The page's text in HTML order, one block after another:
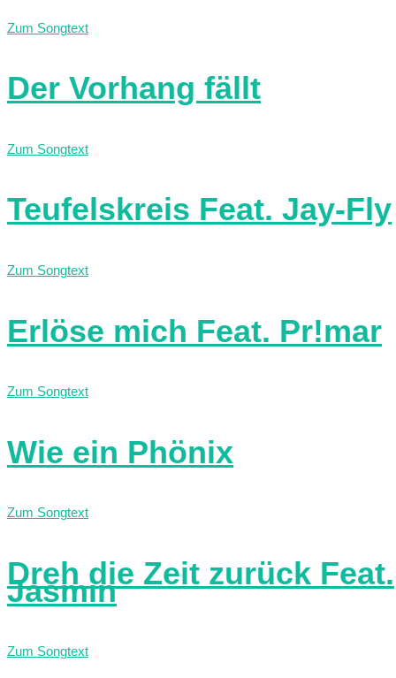
Zum Songtext
Der Vorhang fällt
Zum Songtext
Teufelskreis Feat. Jay-Fly
Zum Songtext
Erlöse mich Feat. Pr!mar
Zum Songtext
Wie ein Phönix
Zum Songtext
Dreh die Zeit zurück Feat.
Jasmin
Zum Songtext